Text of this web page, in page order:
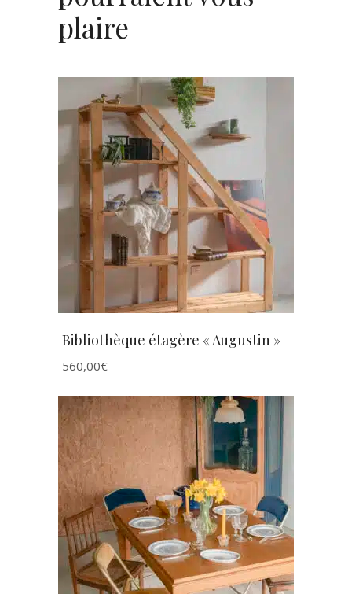
plaire
AJOUTER AU PANIER
Bibliothèque étagère « Augustin »
560,00€
AJOUTER AU PANIER